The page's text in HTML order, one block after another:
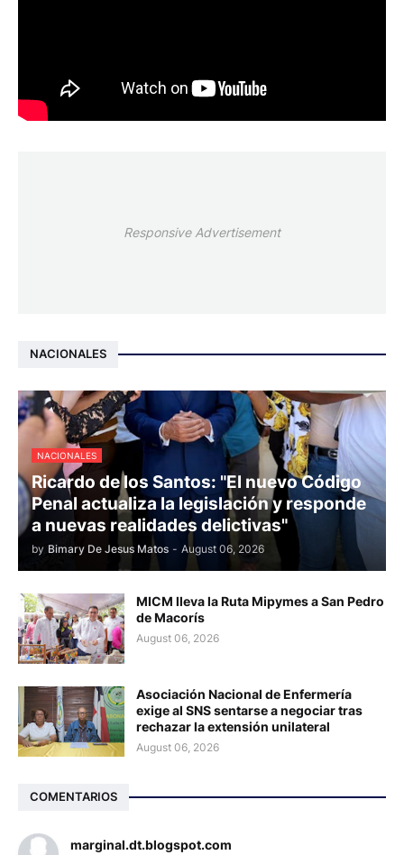
Responsive Advertisement
NACIONALES
NACIONALES
Ricardo de los Santos: "El nuevo Código
Penal actualiza la legislación y responde
a nuevas realidades delictivas"
by Bimary De Jesus Matos - August 06, 2026
MICM lleva la Ruta Mipymes a San Pedro
de Macorís
August 06, 2026
Asociación Nacional de Enfermería
exige al SNS sentarse a negociar tras
rechazar la extensión unilateral
August 06, 2026
COMENTARIOS
marginal.dt.blogspot.com